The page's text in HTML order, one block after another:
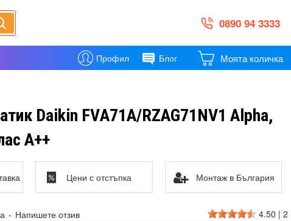
0890 94 3333
Профил Блог Моята количка
Daikin FVА71А/RZAG71NV1 Alpha,
А++
- Напишете отзив 4.50 | 2
Цени с отстъпка Монтаж в България